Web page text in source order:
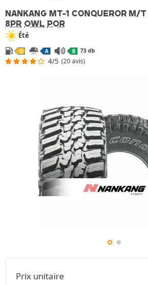
NANKANG MT-1 CONQUEROR M/T
8PR OWL POR
Été
D A B 73 db
4/5 (20 avis)
Prix unitaire